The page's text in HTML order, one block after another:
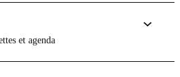
et agenda